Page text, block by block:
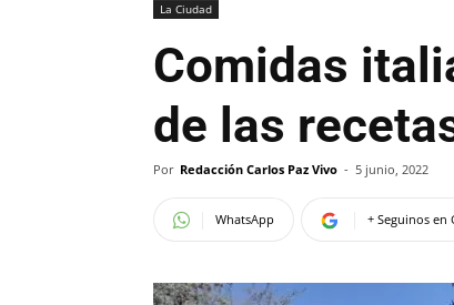
La Ciudad
Comidas
de las
Por Redacción Carlos Paz Vivo - 5 junio, 2022
WhatsApp + Seguinos en